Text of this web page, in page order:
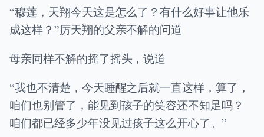
“穆莲，天翔今天这是怎么了？有什么好事让他乐
成这样？”厉天翔的父亲不解的问道
母亲同样不解的摇了摇头，说道
“我也不清楚，今天睡醒之后就一直这样，算了，
咱们也别管了，能见到孩子的笑容还不知足吗？
咱们都已经多少年没见过孩子这么开心了。”